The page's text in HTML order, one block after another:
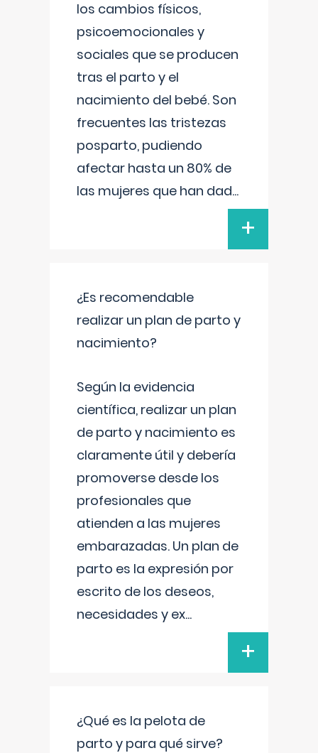
los cambios físicos,
psicoemocionales y
sociales que se producen
tras el parto y el
nacimiento del bebé. Son
frecuentes las tristezas
posparto, pudiendo
afectar hasta un 80% de
las mujeres que han dad...
+
¿Es recomendable
realizar un plan de parto y
nacimiento?
Según la evidencia
científica, realizar un plan
de parto y nacimiento es
claramente útil y debería
promoverse desde los
profesionales que
atienden a las mujeres
embarazadas. Un plan de
parto es la expresión por
escrito de los deseos,
necesidades y ex...
+
¿Qué es la pelota de
parto y para qué sirve?